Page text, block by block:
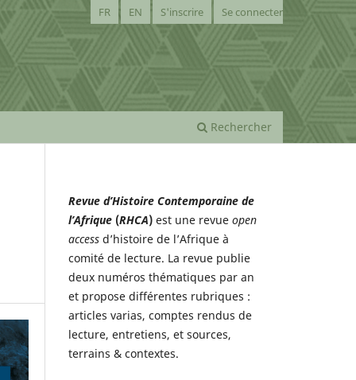
Rechercher
FR EN S'inscrire Se connecter
Revue d’Histoire Contemporaine de
l’Afrique (RHCA) est une revue open
access d’histoire de l’Afrique à
comité de lecture. La revue publie
deux numéros thématiques par an
et propose différentes rubriques :
articles varias, comptes rendus de
lecture, entretiens, et sources,
terrains & contextes.